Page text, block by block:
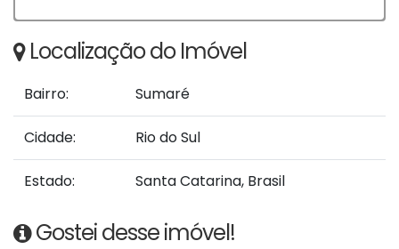
Localização do Imóvel
Bairro: Sumaré
Cidade: Rio do Sul
Estado: Santa Catarina, Brasil
Gostei desse imóvel!